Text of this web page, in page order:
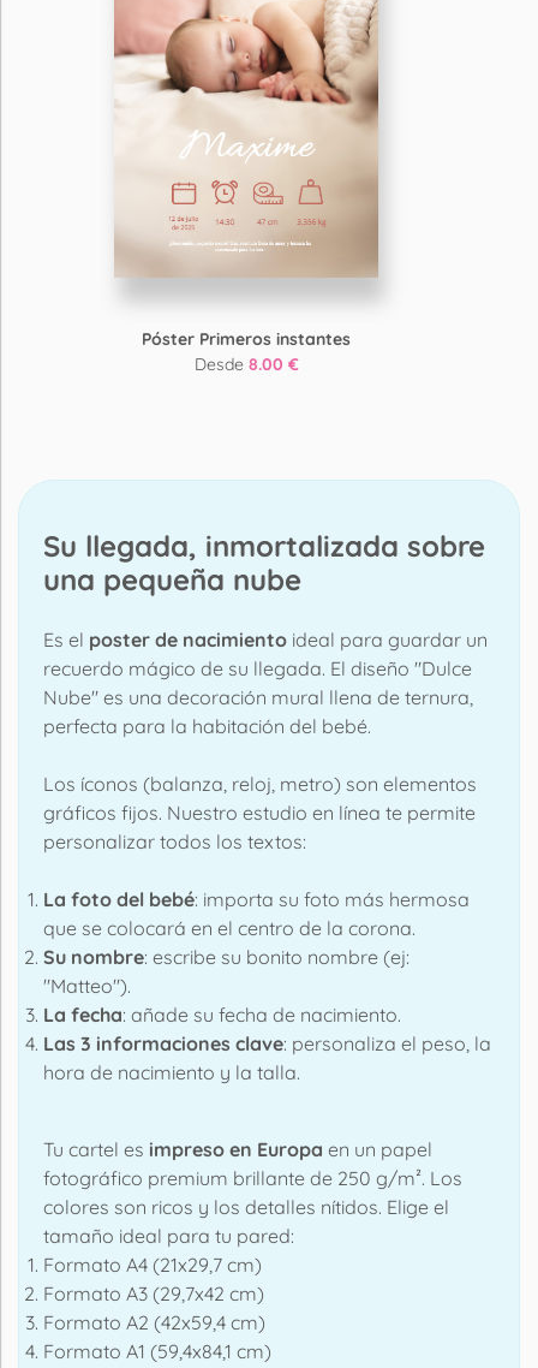
Póster Primeros instantes
Desde 8.00 €
Su llegada, inmortalizada sobre
una pequeña nube
Es el poster de nacimiento ideal para guardar un
recuerdo mágico de su llegada. El diseño "Dulce
Nube" es una decoración mural llena de ternura,
perfecta para la habitación del bebé.
Los íconos (balanza, reloj, metro) son elementos
gráficos fijos. Nuestro estudio en línea te permite
personalizar todos los textos:
La foto del bebé: importa su foto más hermosa
que se colocará en el centro de la corona.
Su nombre: escribe su bonito nombre (ej:
"Matteo").
La fecha: añade su fecha de nacimiento.
Las 3 informaciones clave: personaliza el peso, la
hora de nacimiento y la talla.
Tu cartel es impreso en Europa en un papel
fotográfico premium brillante de 250 g/m². Los
colores son ricos y los detalles nítidos. Elige el
tamaño ideal para tu pared:
Formato A4 (21x29,7 cm)
Formato A3 (29,7x42 cm)
Formato A2 (42x59,4 cm)
Formato A1 (59,4x84,1 cm)